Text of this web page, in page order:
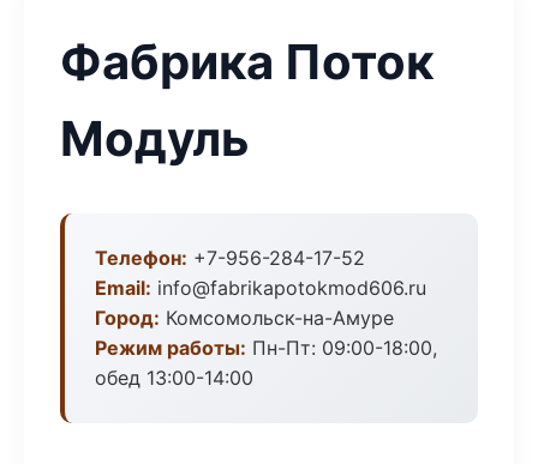
Фабрика Поток
Модуль
Телефон: +7-956-284-17-52
Email: info@fabrikapotokmod606.ru
Город: Комсомольск-на-Амуре
Режим работы: Пн-Пт: 09:00-18:00,
обед 13:00-14:00